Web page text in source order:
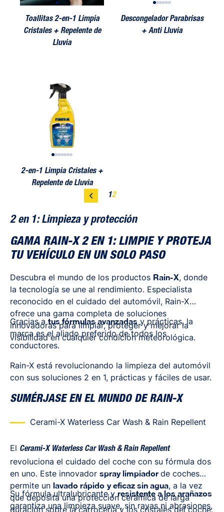
Toallitas 2-en-1 Limpia
Cristales + Repelente de
Lluvia
Descongelador Parabrisas
+ Anti Lluvia
2-en-1 Limpia Cristales +
Repelente de Lluvia
12
2 en 1: Limpieza y protección
GAMA RAIN-X 2 EN 1: LIMPIE Y PROTEJA
TU VEHÍCULO EN UN SOLO PASO
Descubra el mundo de los productos Rain-X, donde
la tecnología se une al rendimiento. Especialista
reconocido en el cuidado del automóvil, Rain-X
ofrece una gama completa de soluciones
innovadoras para limpiar, proteger y mejorar la
visibilidad en cualquier condición meteorológica.
Gracias atus fórmulas avanzadasy prácticas, la
marca es el aliado preferido de todos los
conductores.
Rain-X está revolucionando la limpieza del automóvil
con sus soluciones 2 en 1, prácticas y fáciles de usar.
SUMÉRJASE EN EL MUNDO DE RAIN-X
Cerami-X Waterless Car Wash & Rain Repellent
El Cerami-X Waterless Car Wash & Rain Repellent
revoluciona el cuidado del coche con su fórmula dos
en uno. Este innovador spray limpiadorde coches
permite un lavado rápido y eficaz sin agua, a la vez
que deposita una protección cerámica de larga
duración sobre la carrocería y los cristales del coche.
Su fórmula ultralubricante yresistente a los arañazos
garantiza una limpieza suave, sin rayas ni abrasiones,